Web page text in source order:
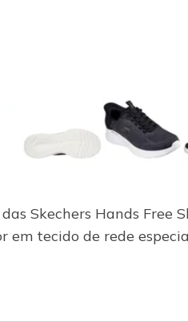
Skechers Hands Free
tecido de rede